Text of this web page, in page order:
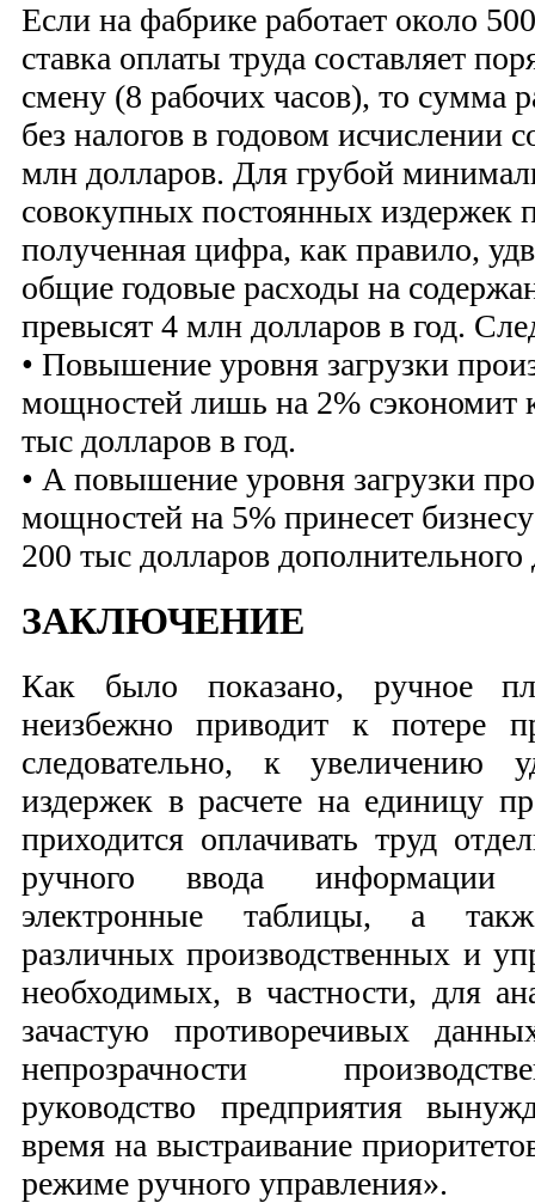
Если на фабрике работает около
ставка оплаты труда составляет
смену (8 рабочих часов), то сумма
без налогов в годовом исчислении
млн долларов. Для грубой
совокупных постоянных издержек
полученная цифра, как правило,
общие годовые расходы на
превысят 4 млн долларов в год.
• Повышение уровня загрузки
мощностей лишь на 2% сэкономит
тыс долларов в год.
• А повышение уровня загрузки
мощностей на 5% принесет
200 тыс долларов дополнительного
ЗАКЛЮЧЕНИЕ
Как было показано, ручное
неизбежно приводит к потере
следовательно, к увеличению
издержек в расчете на единицу
приходится оплачивать труд
ручного ввода информации
электронные таблицы, а
различных производственных и
необходимых, в частности, для
зачастую противоречивых
непрозрачности
руководство предприятия
время на выстраивание
режиме ручного управления».